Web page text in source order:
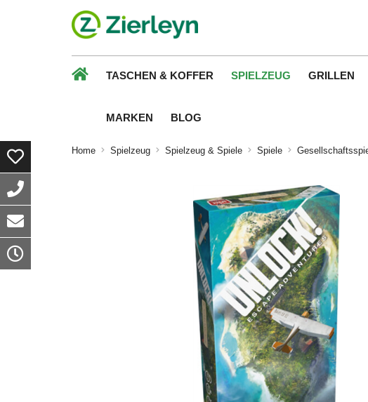
TASCHEN & KOFFER SPIELZEUG GRILLEN
MARKEN BLOG
Home Spielzeug Spielzeug & Spiele Spiele